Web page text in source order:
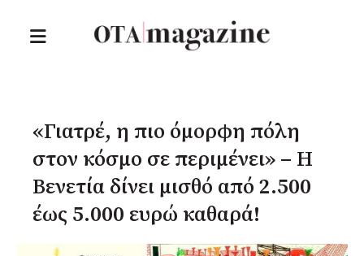
«Γιατρέ, η πιο όμορφη πόλη
στον κόσμο σε περιμένει» – Η
Βενετία δίνει μισθό από 2.500
έως 5.000 ευρώ καθαρά!